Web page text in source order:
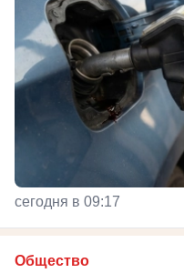
сегодня в 09:17
Общество